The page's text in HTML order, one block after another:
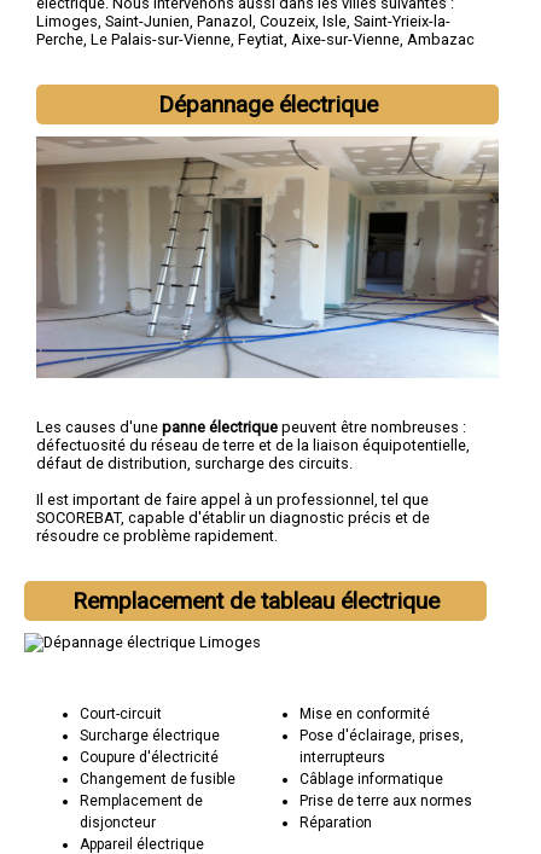
Limoges Saint-Junien Panazol Couzeix Isle Saint-Yrieix-la-
Perche Le Palais-sur-Vienne Feytiat Aixe-sur-Vienne Ambazac
Dépannage électrique
Les causes d'une panne électrique peuvent être nombreuses :
défectuosité du réseau de terre et de la liaison équipotentielle,
défaut de distribution, surcharge des circuits.
Il est important de faire appel à un professionnel, tel que
SOCOREBAT, capable d'établir un diagnostic précis et de
résoudre ce problème rapidement.
Remplacement de tableau électrique
Court-circuit
Surcharge électrique
Coupure d'électricité
Changement de fusible
Remplacement de
disjoncteur
Appareil électrique
Mise en conformité
Pose d'éclairage, prises,
interrupteurs
Câblage informatique
Prise de terre aux normes
Réparation